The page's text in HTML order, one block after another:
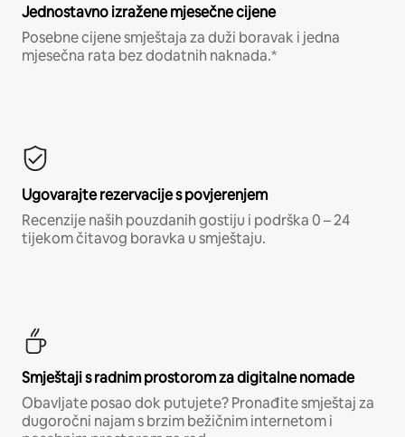
Jednostavno izražene mjesečne cijene
Posebne cijene smještaja za duži boravak i jedna
mjesečna rata bez dodatnih naknada.*
Ugovarajte rezervacije s povjerenjem
Recenzije naših pouzdanih gostiju i podrška 0 – 24
tijekom čitavog boravka u smještaju.
Smještaji s radnim prostorom za digitalne nomade
Obavljate posao dok putujete? Pronađite smještaj za
dugoročni najam s brzim bežičnim internetom i